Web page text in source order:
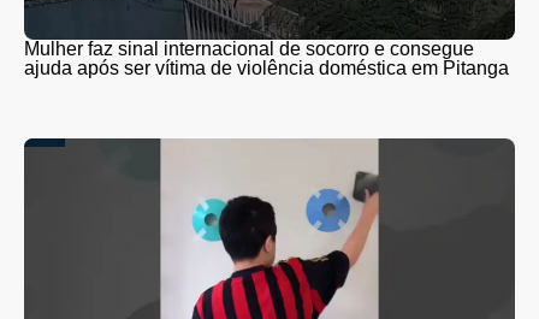
Mulher faz sinal internacional de socorro e consegue
ajuda após ser vítima de violência doméstica em Pitanga